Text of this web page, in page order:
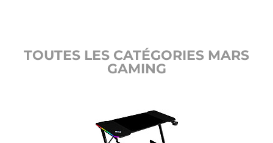
TOUTES LES CATÉGORIES MARS
GAMING